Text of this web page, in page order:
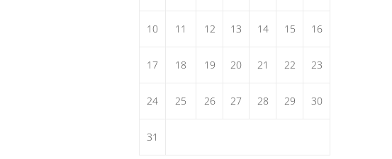
10 11 12 13 14 15 16
17 18 19 20 21 22 23
24 25 26 27 28 29 30
31